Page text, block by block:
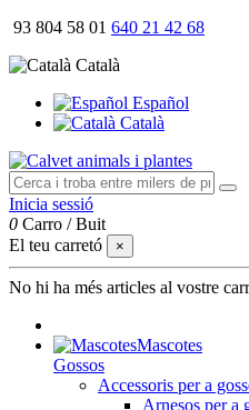
93 804 58 01 640 21 42 68
Català
Español
Català
Inicia sessió
0 Carro /Buit
El teu carretó
×
No hi ha més articles al vostre
Mascotes
Gossos
Accessoris per a
Arnesos per a